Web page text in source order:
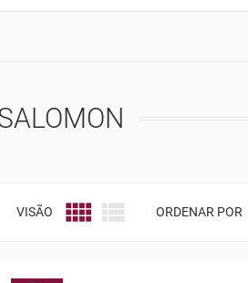
VISÃO   ORDENAR POR